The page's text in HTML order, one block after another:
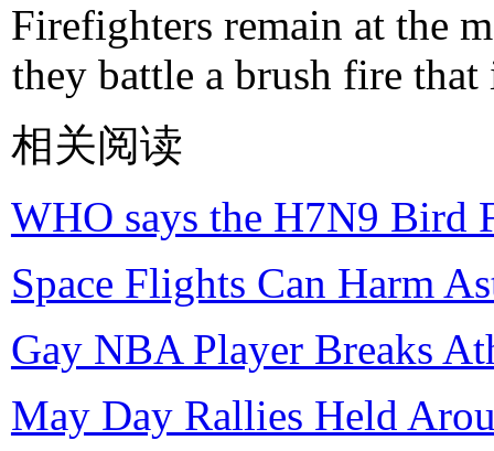
Firefighters remain at the
they battle a brush fire
相关阅读
WHO says the H7N9 Bird
Space Flights Can Harm
Gay NBA Player Breaks
May Day Rallies Held